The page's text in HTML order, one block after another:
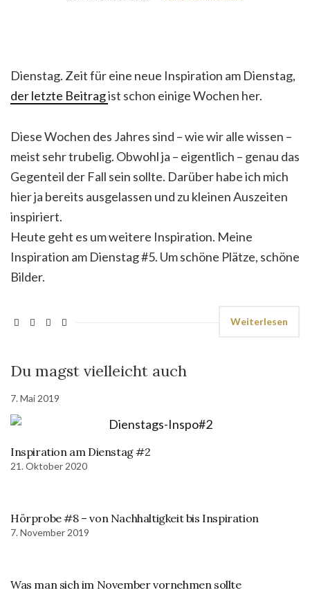
Dienstag. Zeit für eine neue Inspiration am Dienstag,
der letzte Beitragist schon einige Wochen her.
Diese Wochen des Jahres sind – wie wir alle wissen –
meist sehr trubelig. Obwohl ja – eigentlich – genau das
Gegenteil der Fall sein sollte. Darüber habe ich mich
hier ja bereits ausgelassen und zu kleinen Auszeiten
inspiriert.
Heute geht es um weitere Inspiration. Meine
Inspiration am Dienstag #5. Um schöne Plätze, schöne
Bilder.
Weiterlesen
Du magst vielleicht auch
7. Mai 2019
Inspiration am Dienstag #2
21. Oktober 2020
Hörprobe #8 – von Nachhaltigkeit bis Inspiration
7. November 2019
Was man sich im November vornehmen sollte